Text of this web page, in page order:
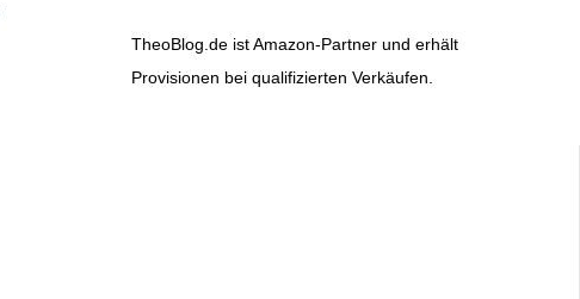
TheoBlog.de ist Amazon-Partner und erhält
Provisionen bei qualifizierten Verkäufen.